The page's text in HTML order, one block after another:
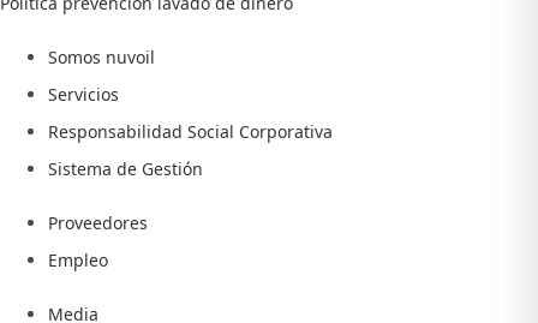
Somos nuvoil
Servicios
Responsabilidad Social Corporativa
Sistema de Gestión
Proveedores
Empleo
Media